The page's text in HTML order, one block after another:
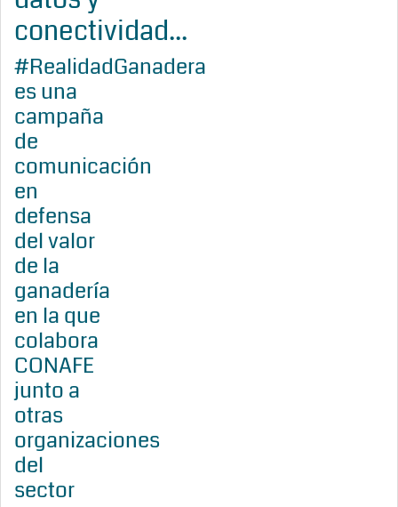
conectividad...
#RealidadGanadera
es una
campaña
de
comunicación
en
defensa
del valor
de la
ganadería
en la que
colabora
CONAFE
junto a
otras
organizaciones
del
sector